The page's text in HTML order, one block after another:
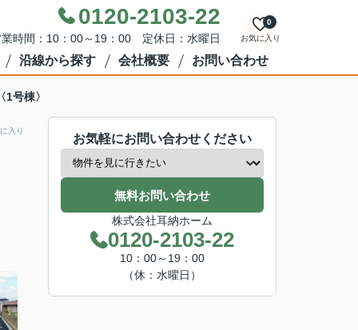
0120-2103-22
時間：10：00～19：00 定休日：水曜日 お気に入り
0
沿線から探す 会社概要 お問い合わせ
1号棟〉
入り
お気軽にお問い合わせください
無料お問い合わせ
株式会社耳納ホーム
0120-2103-22
10：00～19：00
（休：水曜日）